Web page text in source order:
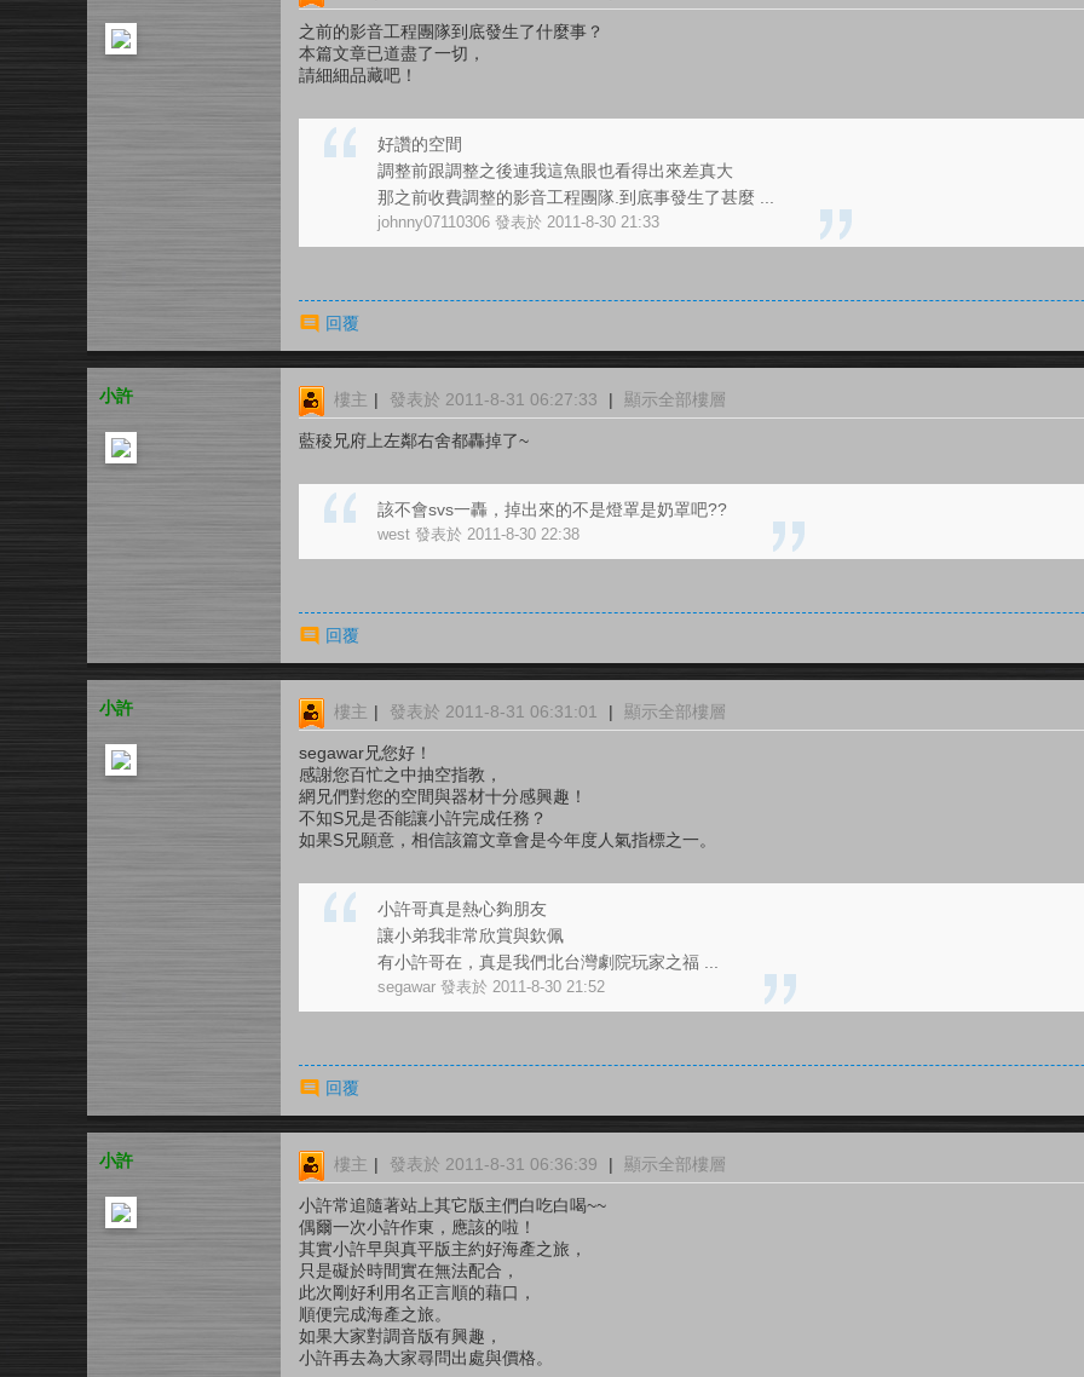
之前的影音工程團隊到底發生了什麼事？
本篇文章已道盡了一切，
請細細品藏吧！
好讚的空間
調整前跟調整之後連我這魚眼也看得出來差真大
那之前收費調整的影音工程團隊.到底事發生了甚麼 ...
johnny07110306 發表於 2011-8-30 21:33
回覆
小許 樓主 | 發表於 2011-8-31 06:27:33 | 顯示全部樓層
藍稜兄府上左鄰右舍都轟掉了~
該不會svs一轟，掉出來的不是燈罩是奶罩吧??
west 發表於 2011-8-30 22:38
回覆
小許 樓主 | 發表於 2011-8-31 06:31:01 | 顯示全部樓層
segawar兄您好！
感謝您百忙之中抽空指教，
網兄們對您的空間與器材十分感興趣！
不知S兄是否能讓小許完成任務？
如果S兄願意，相信該篇文章會是今年度人氣指標之一。
小許哥真是熱心夠朋友
讓小弟我非常欣賞與欽佩
有小許哥在，真是我們北台灣劇院玩家之福 ...
segawar 發表於 2011-8-30 21:52
回覆
小許 樓主 | 發表於 2011-8-31 06:36:39 | 顯示全部樓層
小許常追隨著站上其它版主們白吃白喝~~
偶爾一次小許作東，應該的啦！
其實小許早與真平版主約好海產之旅，
只是礙於時間實在無法配合，
此次剛好利用名正言順的藉口，
順便完成海產之旅。
如果大家對調音版有興趣，
小許再去為大家尋問出處與價格。